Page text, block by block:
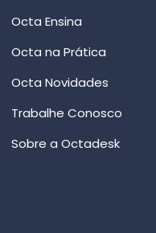
Octa Ensina
Octa na Prática
Octa Novidades
Trabalhe Conosco
Sobre a Octadesk